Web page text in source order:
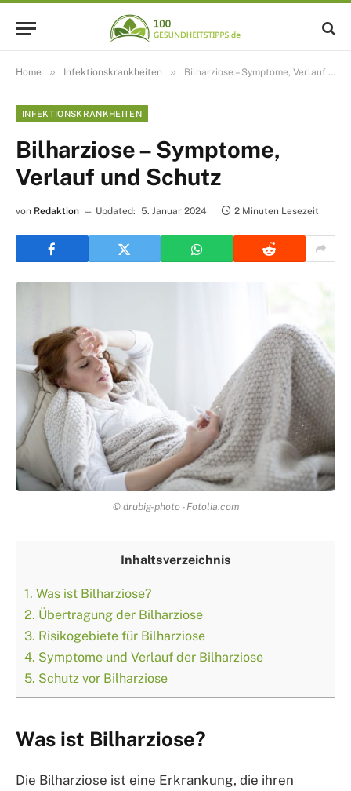
Home » Infektionskrankheiten » Bilharziose – Symptome, Verlauf und Schutz
INFEKTIONSKRANKHEITEN
Bilharziose – Symptome,
Verlauf und Schutz
von Redaktion Updated: 5. Januar 2024 2 Minuten Lesezeit
© drubig-photo - Fotolia.com
Inhaltsverzeichnis
1. Was ist Bilharziose?
2. Übertragung der Bilharziose
3. Risikogebiete für Bilharziose
4. Symptome und Verlauf der Bilharziose
5. Schutz vor Bilharziose
Was ist Bilharziose?
Die Bilharziose ist eine Erkrankung, die ihren